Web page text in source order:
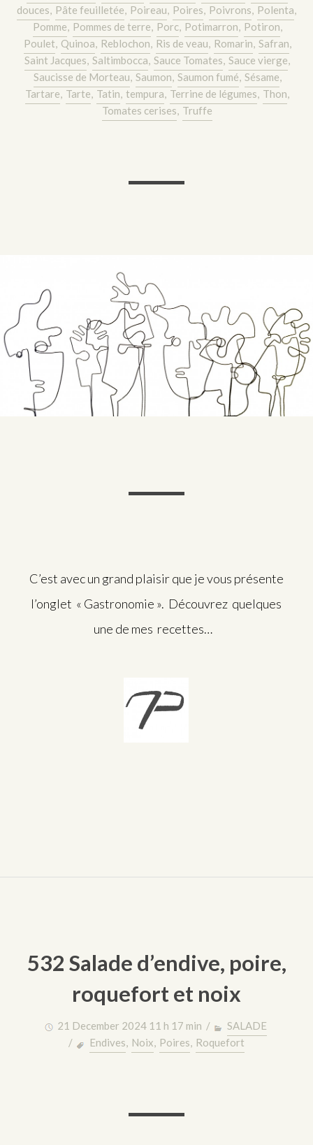
douces, Pâte feuilletée, Poireau, Poires, Poivrons, Polenta,
Pomme, Pommes de terre, Porc, Potimarron, Potiron,
Poulet, Quinoa, Reblochon, Ris de veau, Romarin, Safran,
Saint Jacques, Saltimbocca, Sauce Tomates, Sauce vierge,
Saucisse de Morteau, Saumon, Saumon fumé, Sésame,
Tartare, Tarte, Tatin, tempura, Terrine de légumes, Thon,
Tomates cerises, Truffe
C’est avec un grand plaisir que je vous présente
l’onglet « Gastronomie ». Découvrez quelques
une de mes recettes…
532 Salade d’endive, poire,
roquefort et noix
21 December 2024 11 h 17 min /
SALADE
/
Endives, Noix, Poires, Roquefort